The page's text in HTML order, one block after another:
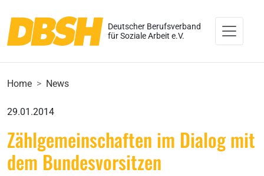
Deutscher Berufsverband
für Soziale Arbeit e.V.
Home News
29.01.2014
Zählgemeinschaften im Dialog mit
dem Bundesvorsitzen